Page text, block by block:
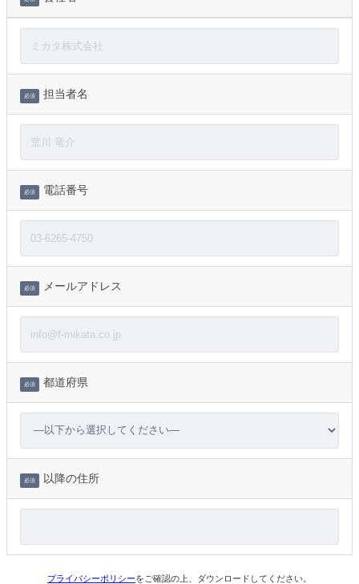
必須 担当者名
必須 電話番号
必須 メールアドレス
必須 都道府県
必須 以降の住所
プライバシーポリシーをご確認の上、ダウンロードしてください。